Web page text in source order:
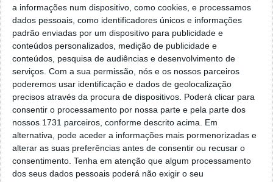
a informações num dispositivo, como cookies, e processamos
dados pessoais, como identificadores únicos e informações
padrão enviadas por um dispositivo para publicidade e
conteúdos personalizados, medição de publicidade e
conteúdos, pesquisa de audiências e desenvolvimento de
serviços. Com a sua permissão, nós e os nossos parceiros
poderemos usar identificação e dados de geolocalização
precisos através da procura de dispositivos. Poderá clicar para
consentir o processamento por nossa parte e pela parte dos
nossos 1731 parceiros, conforme descrito acima. Em
alternativa, pode aceder a informações mais pormenorizadas e
alterar as suas preferências antes de consentir ou recusar o
consentimento. Tenha em atenção que algum processamento
dos seus dados pessoais poderá não exigir o seu
Cartas Hanafuda: A Nintendo foi fundada por
Fusajiro Yamauchi em 1889 como uma empresa
que produzia cartas Hanafuda, um tipo de
baralho tradicional japonês. O museu exibe
exemplares dessas cartas, um produto que
marcou os primeiros anos da companhia.
Brinquedos dos anos 60 e 70: Antes de se tornar
conhecida pelos videojogos, a Nintendo passou
por uma fase em que fabricava brinquedos. Entre
os itens em exposição estão produtos como o
Ultra Hand, uma mão extensível criada por
Gunpei Yokoi, que foi um sucesso de vendas no
Japão.